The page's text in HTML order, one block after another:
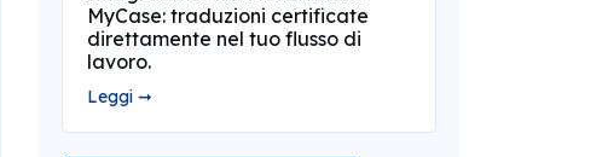
MyCase: traduzioni certificate
direttamente nel tuo flusso di
lavoro.
Leggi ➞